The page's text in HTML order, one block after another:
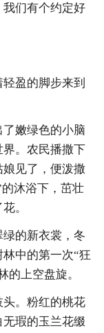
们有个约定好
盈的脚步来到
嫩绿色的小脑
。农民播撒下
见了，便泼撒
沐浴下，茁壮
。
的新衣裳，冬
中的第一次“狂
的上空盘旋。
。粉红的桃花
瑕的玉兰花缀